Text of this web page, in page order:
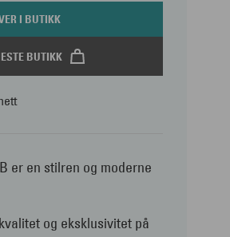
I BUTIKK
BUTIKK
er en stilren og moderne
og eksklusivitet på